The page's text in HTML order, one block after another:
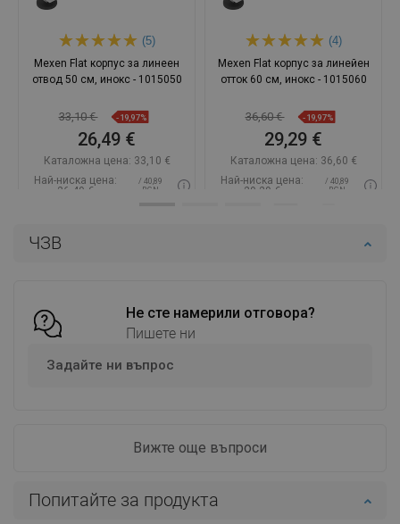
ЧЗВ
Не сте намерили отговора?
Пишете ни
Задайте ни въпрос
Вижте още въпроси
Попитайте за продукта
(5)
Mexen Flat корпус за линеен
отвод 50 см, инокс - 1015050
33,10 € -19,97%
26,49 €
Каталожна цена: 33,10 €
Най-ниска цена:
26,49 €
/ 40,89
BGN
Добави в количката
(4)
Mexen Flat корпус за линейен
отток 60 см, инокс - 1015060
36,60 € -19,97%
29,29 €
Каталожна цена: 36,60 €
Най-ниска цена:
29,29 €
/ 40,89
BGN
Добави в количката